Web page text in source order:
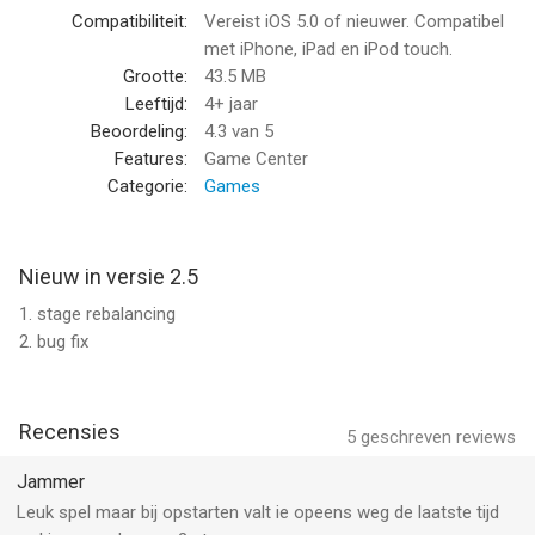
vergeleken op 6 Aug om 14:54.
Compatibiliteit:
Vereist iOS 5.0 of nieuwer. Compatibel
met iPhone, iPad en iPod touch.
Grootte:
43.5 MB
Leeftijd:
4+ jaar
Beoordeling:
4.3 van 5
Features:
Game Center
Categorie:
Games
Nieuw in versie 2.5
1. stage rebalancing
2. bug fix
5 geschreven reviews
Recensies
Jammer
Leuk spel maar bij opstarten valt ie opeens weg de laatste tijd